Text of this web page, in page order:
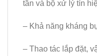
tần và bộ xử lý tín
– Khả năng kháng
– Thao tác lắp đặt,